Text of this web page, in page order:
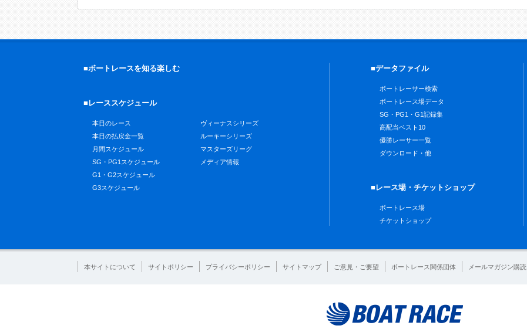
■ボートレースを知る楽しむ
■レーススケジュール
本日のレース
本日の払戻金一覧
月間スケジュール
SG・PG1スケジュール
G1・G2スケジュール
G3スケジュール
ヴィーナスシリーズ
ルーキーシリーズ
マスターズリーグ
メディア情報
■データファイル
ボートレーサー検索
ボートレース場データ
SG・PG1・G1記録集
高配当ベスト10
優勝レーサー一覧
ダウンロード・他
■レース場・チケットショップ
ボートレース場
チケットショップ
本サイトについて サイトポリシー プライバシーポリシー サイトマップ ご意見・ご要望 ボートレース関係団体 メールマガジン購読